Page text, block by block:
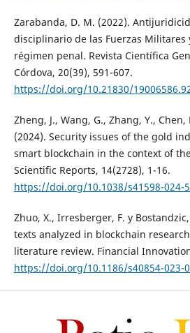
Zarabanda, D. M. (2022).
disciplinario de las Fuerzas Militares
régimen penal. Revista Científica
Córdova, 20(39), 591-607.
https://doi.org/10.21830/
Zheng, J., Wang, G., Zhang, Y., Chen,
(2024). Security issues of the gold
smart blockchain in the context of
Scientific Reports, 14(2728), 1-16.
https://doi.org/10.1038/s41598-024-
Zhuo, X., Irresberger, F. y
texts analyzed in blockchain
literature review. Financial
https://doi.org/10.1186/s40854-023-